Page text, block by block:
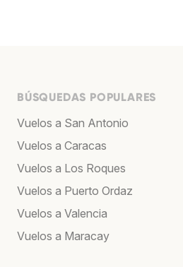
BÚSQUEDAS POPULARES
Vuelos a San Antonio
Vuelos a Caracas
Vuelos a Los Roques
Vuelos a Puerto Ordaz
Vuelos a Valencia
Vuelos a Maracay